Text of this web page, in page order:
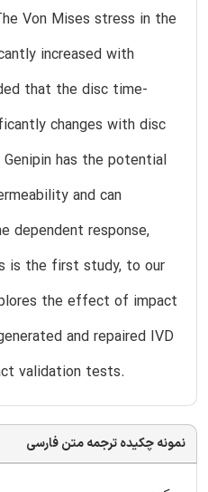
Von Mises stress in the
increased with
that the disc time-
changes with disc
has the potential
and can
dependent response,
is the first study, to our
the effect of impact
and repaired IVD
validation tests.
نمونه چکیده ترجمه متن فارسی